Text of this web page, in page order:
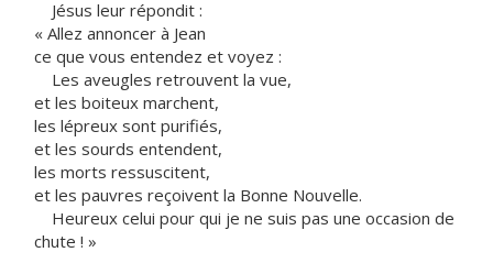
Jésus leur répondit :
« Allez annoncer à Jean
ce que vous entendez et voyez :
Les aveugles retrouvent la vue,
et les boiteux marchent,
les lépreux sont purifiés,
et les sourds entendent,
les morts ressuscitent,
et les pauvres reçoivent la Bonne Nouvelle.
Heureux celui pour qui je ne suis pas une occasion de
chute ! »